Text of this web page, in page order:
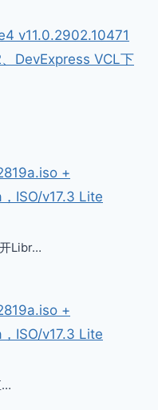
v11.0.2902.10471
DevExpress VCL下
+
ISO/v17.3 Lite
Libr…
+
ISO/v17.3 Lite
…